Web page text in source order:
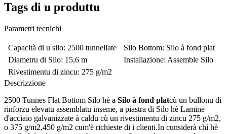
Tags di u produttu
Parametri tecnichi
Capacità di u silo: 2500 tunnellate Silo Bottom: Silo à fond plat
Diametru di Silo: 15,6 m Installazione: Assemble Silo
Rivestimentu di zincu: 275 g/m2
Descrizzione
2500 Tunnes Flat Bottom Silo hè a Silo à fond platcù un bullonu di
rinforzu elevatu assemblatu inseme, a piastra di Silo hè Lamine
d'acciaio galvanizzate à caldu cù un rivestimentu di zincu 275 g/m2,
o 375 g/m2,450 g/m2 cum'è richieste di i clienti.In cunsiderà chì hè